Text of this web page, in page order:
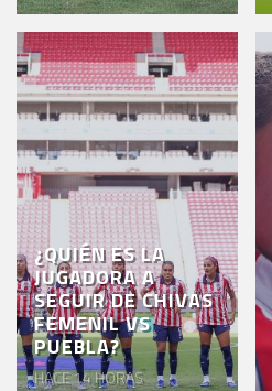
¿QUIÉN ES LA
JUGADORA A
SEGUIR DE CHIVAS
FEMENIL VS
PUEBLA?
HACE 14 HORAS